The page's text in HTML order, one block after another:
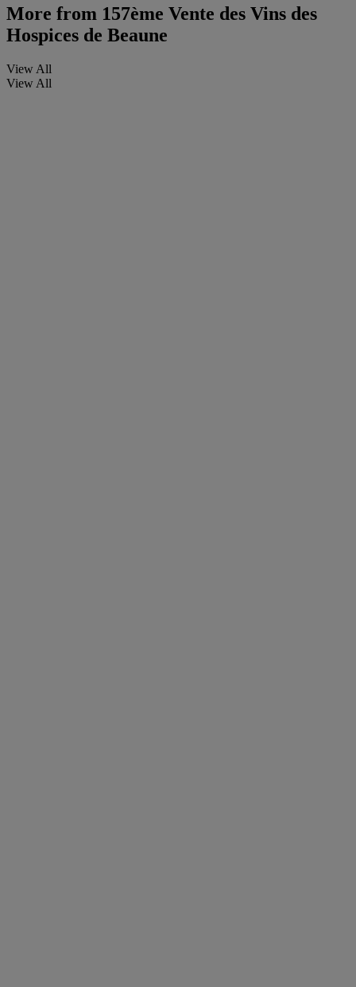
More from 157ème Vente des Vins des
Hospices de Beaune
View All
View All